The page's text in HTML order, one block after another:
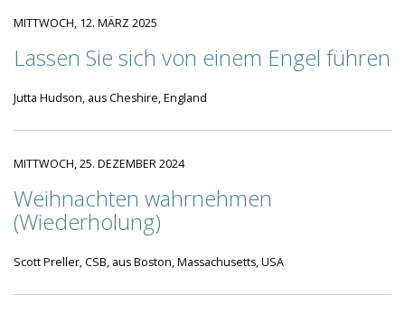
MITTWOCH, 12. MÄRZ 2025
Lassen Sie sich von einem Engel führen
Jutta Hudson, aus Cheshire, England
MITTWOCH, 25. DEZEMBER 2024
Weihnachten wahrnehmen
(Wiederholung)
Scott Preller, CSB, aus Boston, Massachusetts, USA